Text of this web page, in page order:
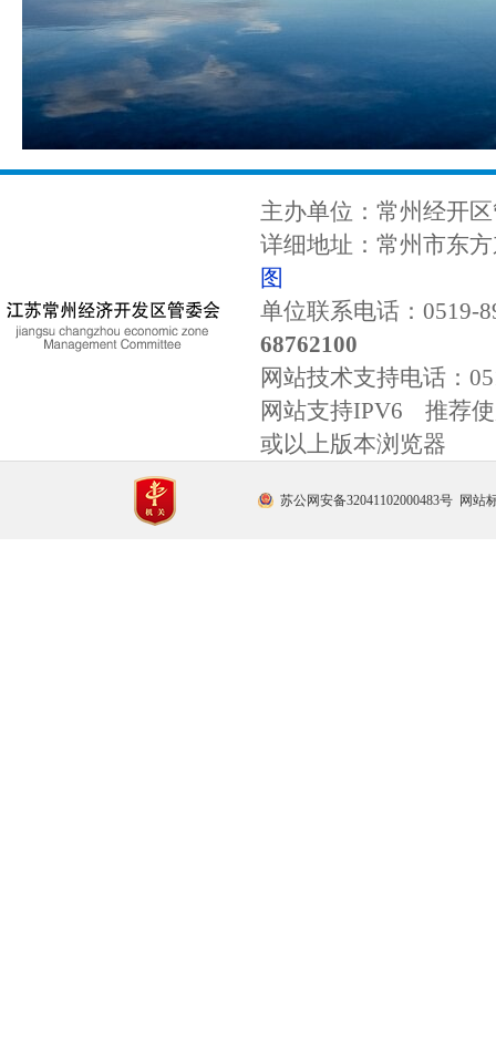
主办单位：常州经开
详细地址：常州市东
图
单位联系电话：0519-
68762100
网站技术支持电话：
网站支持IPV6 推荐使
或以上版本浏览器
苏公网安备32041102000483号 网站